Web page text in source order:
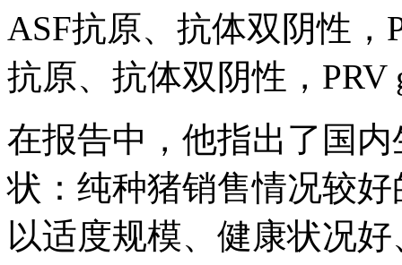
ASF抗原、抗体双阴性，
抗原、抗体双阴性，PRV
在报告中，他指出了国
状：纯种猪销售情况较
以适度规模、健康状况